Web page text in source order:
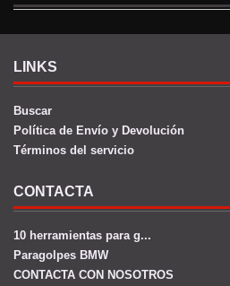
LINKS
Buscar
Política de Envío y Devolución
Términos del servicio
CONTACTA
10 herramientas para g...
Paragolpes BMW
CONTACTA CON NOSOTROS